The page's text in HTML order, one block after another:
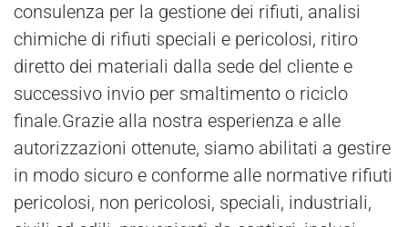
consulenza per la gestione dei rifiuti, analisi
chimiche di rifiuti speciali e pericolosi, ritiro
diretto dei materiali dalla sede del cliente e
successivo invio per smaltimento o riciclo
finale.Grazie alla nostra esperienza e alle
autorizzazioni ottenute, siamo abilitati a gestire
in modo sicuro e conforme alle normative rifiuti
pericolosi, non pericolosi, speciali, industriali,